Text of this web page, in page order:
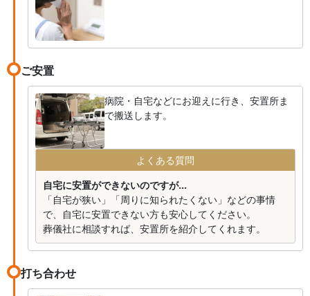
ご安置
病院・自宅などにお迎えに行き、安置所ま
で搬送します。
よくある質問
自宅に安置ができないのですが...
「自宅が狭い」「周りに知られたくない」などの事情
で、自宅に安置できない方も安心してください。
葬儀社に相談すれば、安置所を紹介してくれます。
打ち合わせ